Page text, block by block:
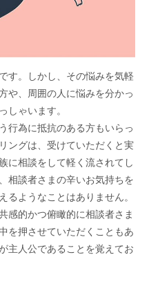
す。しかし、その悩みを気軽
や、周囲の人に悩みを分かっ
しゃいます。
行為に抵抗のある方もいらっ
ングは、受けていただくと実
に相談をして軽く流されてし
相談者さまの辛いお気持ちを
るようなことはありません。
感的かつ俯瞰的に相談者さま
を押させていただくこともあ
主人公であることを覚えてお